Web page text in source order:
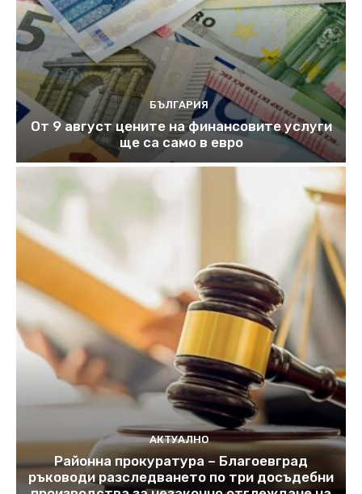
БЪЛГАРИЯ
От 9 август цените на финансовите услуги
ще са само в евро
АКТУАЛНО
Районна прокуратура – Благоевград
ръководи разследването по три досъдебни